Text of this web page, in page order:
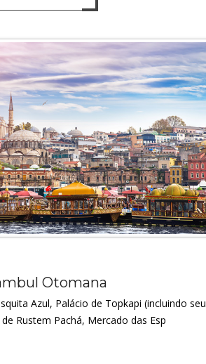
Otomana
Azul, Palácio de Topkapi (incluindo seu
Rustem Pachá, Mercado das Esp